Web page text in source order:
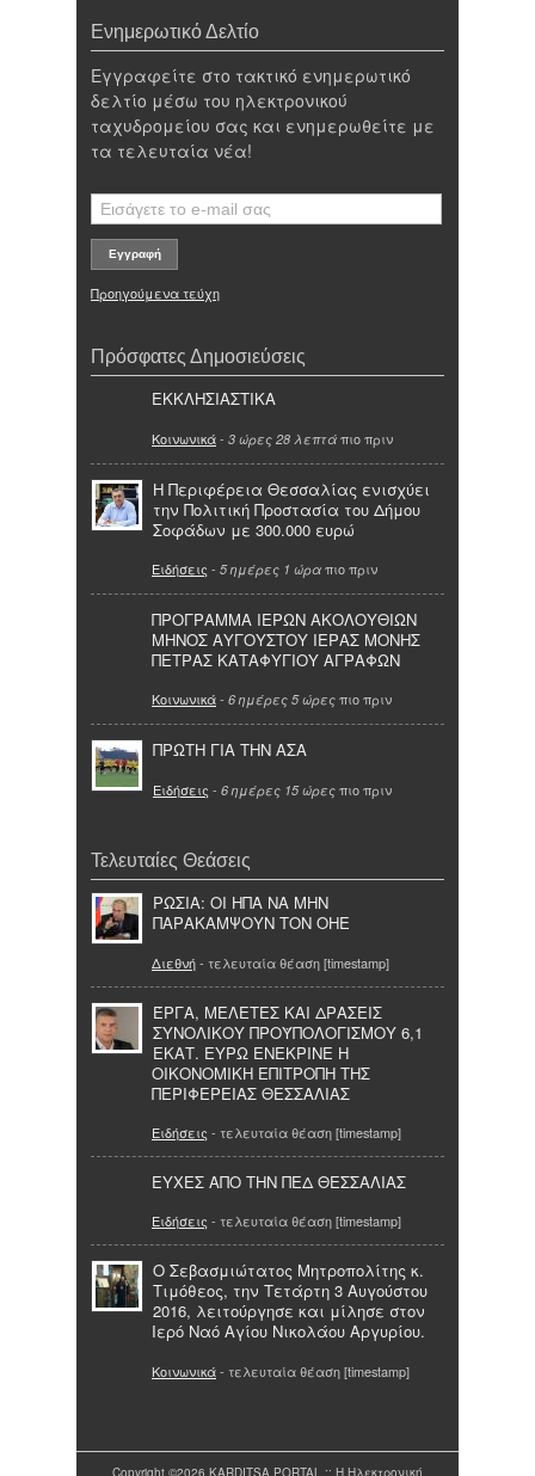
Ενημερωτικό Δελτίο
Εγγραφείτε στο τακτικό ενημερωτικό
δελτίο μέσω του ηλεκτρονικού
ταχυδρομείου σας και ενημερωθείτε με
τα τελευταία νέα!
Προηγούμενα τεύχη
Πρόσφατες Δημοσιεύσεις
ΕΚΚΛΗΣΙΑΣΤΙΚΑ
Κοινωνικά- 3 ώρες 28 λεπτά πιο πριν
Η Περιφέρεια Θεσσαλίας ενισχύει
την Πολιτική Προστασία του Δήμου
Σοφάδων με 300.000 ευρώ
Ειδήσεις - 5 ημέρες 1 ώρα πιο πριν
ΠΡΟΓΡΑΜΜΑ ΙΕΡΩΝ ΑΚΟΛΟΥΘΙΩΝ
ΜΗΝΟΣ ΑΥΓΟΥΣΤΟΥ ΙΕΡΑΣ ΜΟΝΗΣ
ΠΕΤΡΑΣ ΚΑΤΑΦΥΓΙΟΥ ΑΓΡΑΦΩΝ
Κοινωνικά- 6 ημέρες 5 ώρες πιο πριν
ΠΡΩΤΗ ΓΙΑ ΤΗΝ ΑΣΑ
Ειδήσεις - 6 ημέρες 15 ώρες πιο πριν
Τελευταίες Θεάσεις
ΡΩΣΙΑ: ΟΙ ΗΠΑ ΝΑ ΜΗΝ
ΠΑΡΑΚΑΜΨΟΥΝ ΤΟΝ ΟΗΕ
Διεθνή- τελευταία θέαση [timestamp]
ΈΡΓΑ, ΜΕΛΕΤΕΣ ΚΑΙ ΔΡΑΣΕΙΣ
ΣΥΝΟΛΙΚΟΥ ΠΡΟΫΠΟΛΟΓΙΣΜΟΥ 6,1
ΕΚΑΤ. ΕΥΡΩ ΕΝΕΚΡΙΝΕ Η
ΟΙΚΟΝΟΜΙΚΗ ΕΠΙΤΡΟΠΗ ΤΗΣ
ΠΕΡΙΦΕΡΕΙΑΣ ΘΕΣΣΑΛΙΑΣ
Ειδήσεις - τελευταία θέαση [timestamp]
ΕΥΧΕΣ ΑΠΟ ΤΗΝ ΠΕΔ ΘΕΣΣΑΛΙΑΣ
Ειδήσεις - τελευταία θέαση [timestamp]
Ο Σεβασμιώτατος Μητροπολίτης κ.
Τιμόθεος, την Τετάρτη 3 Αυγούστου
2016, λειτούργησε και μίλησε στον
Ιερό Ναό Αγίου Νικολάου Αργυρίου.
Κοινωνικά- τελευταία θέαση [timestamp]
Copyright ©2026 KARDITSA PORTAL :: Η Ηλεκτρονική